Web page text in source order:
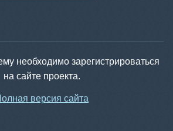
необходимо зарегистрироваться
на сайте проекта.
версия сайта